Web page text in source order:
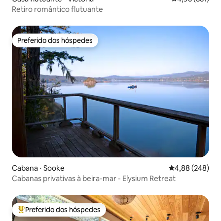
Retiro romântico flutuante
Preferido dos hóspedes
Preferido dos hóspedes
Cabana ⋅ Sooke 4,88 de uma
4,88 (248)
Cabanas privativas à beira-mar - Elysium Retreat
Entre os melhores preferidos dos hóspedes
Preferido dos hóspedes